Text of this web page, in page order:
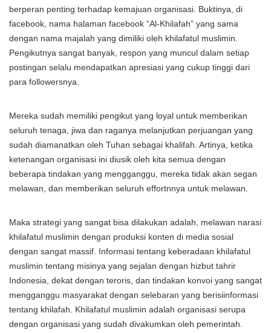
berperan penting terhadap kemajuan organisasi. Buktinya, di
facebook, nama halaman facebook “Al-Khilafah” yang sama
dengan nama majalah yang dimiliki oleh khilafatul muslimin.
Pengikutnya sangat banyak, respon yang muncul dalam setiap
postingan selalu mendapatkan apresiasi yang cukup tinggi dari
para followersnya.
Mereka sudah memiliki pengikut yang loyal untuk memberikan
seluruh tenaga, jiwa dan raganya melanjutkan perjuangan yang
sudah diamanatkan oleh Tuhan sebagai khalifah. Artinya, ketika
ketenangan organisasi ini diusik oleh kita semua dengan
beberapa tindakan yang mengganggu, mereka tidak akan segan
melawan, dan memberikan seluruh effortnnya untuk melawan.
Maka strategi yang sangat bisa dilakukan adalah, melawan narasi
khilafatul muslimin dengan produksi konten di media sosial
dengan sangat massif. Informasi tentang keberadaan khilafatul
muslimin tentang misinya yang sejalan dengan hizbut tahrir
Indonesia, dekat dengan teroris, dan tindakan konvoi yang sangat
mengganggu masyarakat dengan selebaran yang berisiinformasi
tentang khilafah. Khilafatul muslimin adalah organisasi serupa
dengan organisasi yang sudah divakumkan oleh pemerintah.